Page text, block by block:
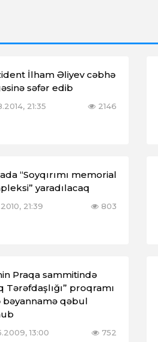
İlham Əliyev cəbhə
səfər edib
21:35 2146
“Soyqırımı memorial
yaradılacaq
21:39 803
Praqa sammitində
Tərəfdaşlığı” proqramı
bəyannamə qəbul
13:00 752